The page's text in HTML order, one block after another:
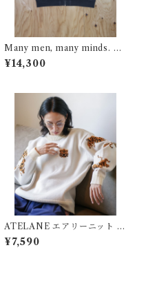
Many men, many minds. ピ
グメント ポンチ フルジップ ブ
ルゾン ブラック M2524000
¥14,300
ATELANE エアリーニット W
ジャガード クルーネック トラ
オフホワイト 25A-21035
¥7,590